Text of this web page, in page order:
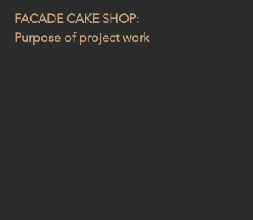
FACADE CAKE SHOP:
Purpose of project work